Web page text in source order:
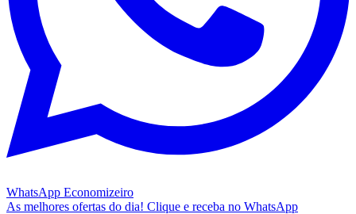
WhatsApp Economizeiro
As melhores ofertas do dia! Clique e receba no WhatsApp